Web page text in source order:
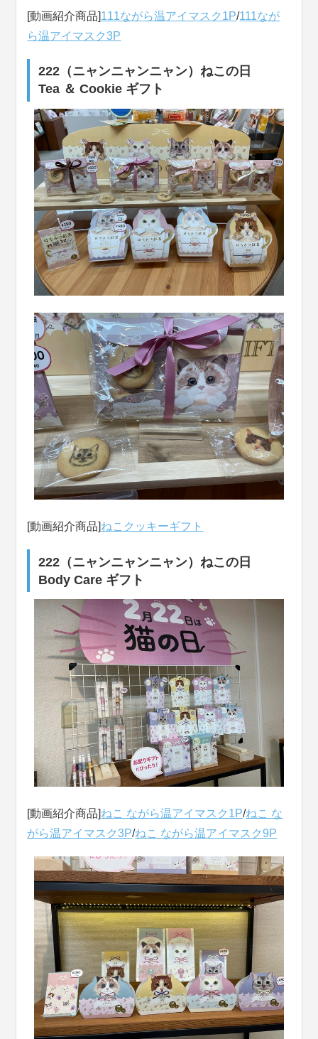
[動画紹介商品]111ながら温アイマスク1P/111なが
ら温アイマスク3P
222（ニャンニャンニャン）ねこの日
Tea ＆ Cookie ギフト
[動画紹介商品]ねこクッキーギフト
222（ニャンニャンニャン）ねこの日
Body Care ギフト
[動画紹介商品]ねこ ながら温アイマスク1P/ねこ な
がら温アイマスク3P/ねこ ながら温アイマスク9P